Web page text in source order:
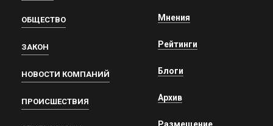
ОБЩЕСТВО
ЗАКОН
НОВОСТИ КОМПАНИЙ
ПРОИСШЕСТВИЯ
Мнения
Рейтинги
Блоги
Архив